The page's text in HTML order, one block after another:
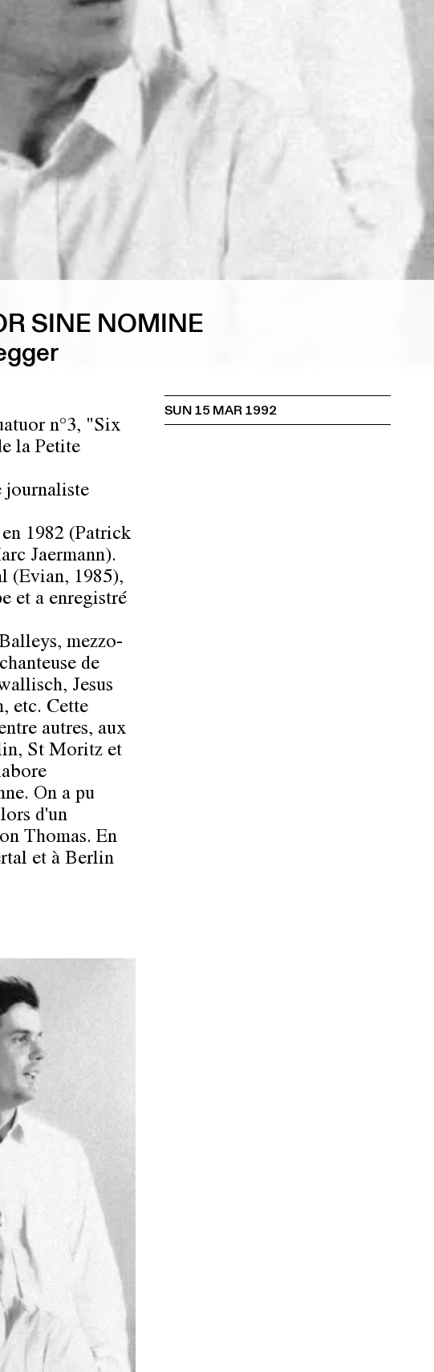
SINE NOMINE
n°3, "Six
la Petite
journaliste
1982 (Patrick
Jaermann).
(Evian, 1985),
et a enregistré
mezzo-
de
Jesus
etc. Cette
autres, aux
St Moritz et
On a pu
d'un
Thomas. En
et à Berlin
SUN 15 MAR 1992